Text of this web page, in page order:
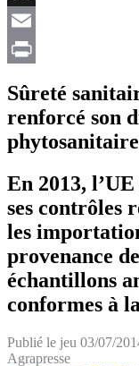
X
Email
Sûreté
renforcé son
En 2013,
ses contrôles
les
provenance
échantillons
conformes à
Publié le jeu 03/07/
Agrapresse